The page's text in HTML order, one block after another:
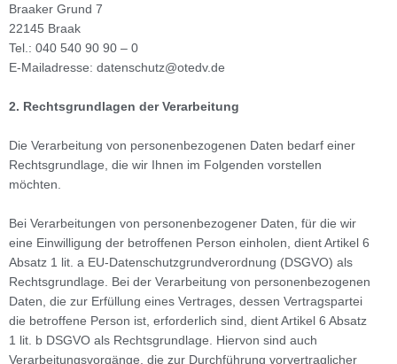
Braaker Grund 7
22145 Braak
Tel.: 040 540 90 90 – 0
E-Mailadresse: datenschutz@otedv.de
2. Rechtsgrundlagen der Verarbeitung
Die Verarbeitung von personenbezogenen Daten bedarf einer
Rechtsgrundlage, die wir Ihnen im Folgenden vorstellen
möchten.
Bei Verarbeitungen von personenbezogener Daten, für die wir
eine Einwilligung der betroffenen Person einholen, dient Artikel 6
Absatz 1 lit. a EU-Datenschutzgrundverordnung (DSGVO) als
Rechtsgrundlage. Bei der Verarbeitung von personenbezogenen
Daten, die zur Erfüllung eines Vertrages, dessen Vertragspartei
die betroffene Person ist, erforderlich sind, dient Artikel 6 Absatz
1 lit. b DSGVO als Rechtsgrundlage. Hiervon sind auch
Verarbeitungsvorgänge, die zur Durchführung vorvertraglicher